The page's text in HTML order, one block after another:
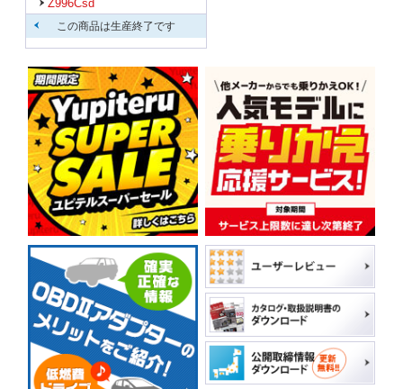
Z996Csd
この商品は生産終了です